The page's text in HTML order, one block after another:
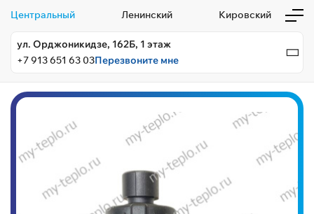
Центральный Ленинский Кировский
ул. Орджоникидзе, 162Б, 1 этаж
+7 913 651 63 03Перезвоните мне